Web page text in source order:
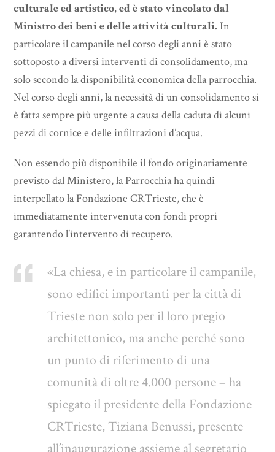
culturale ed artistico, ed è stato vincolato dal
Ministro dei beni e delle attività culturali. In
particolare il campanile nel corso degli anni è stato
sottoposto a diversi interventi di consolidamento, ma
solo secondo la disponibilità economica della parrocchia.
Nel corso degli anni, la necessità di un consolidamento si
è fatta sempre più urgente a causa della caduta di alcuni
pezzi di cornice e delle infiltrazioni d’acqua.
Non essendo più disponibile il fondo originariamente
previsto dal Ministero, la Parrocchia ha quindi
interpellato la Fondazione CRTrieste, che è
immediatamente intervenuta con fondi propri
garantendo l’intervento di recupero.
«La chiesa, e in particolare il campanile,
sono edifici importanti per la città di
Trieste non solo per il loro pregio
architettonico, ma anche perché sono
un punto di riferimento di una
comunità di oltre 4.000 persone – ha
spiegato il presidente della Fondazione
CRTrieste, Tiziana Benussi, presente